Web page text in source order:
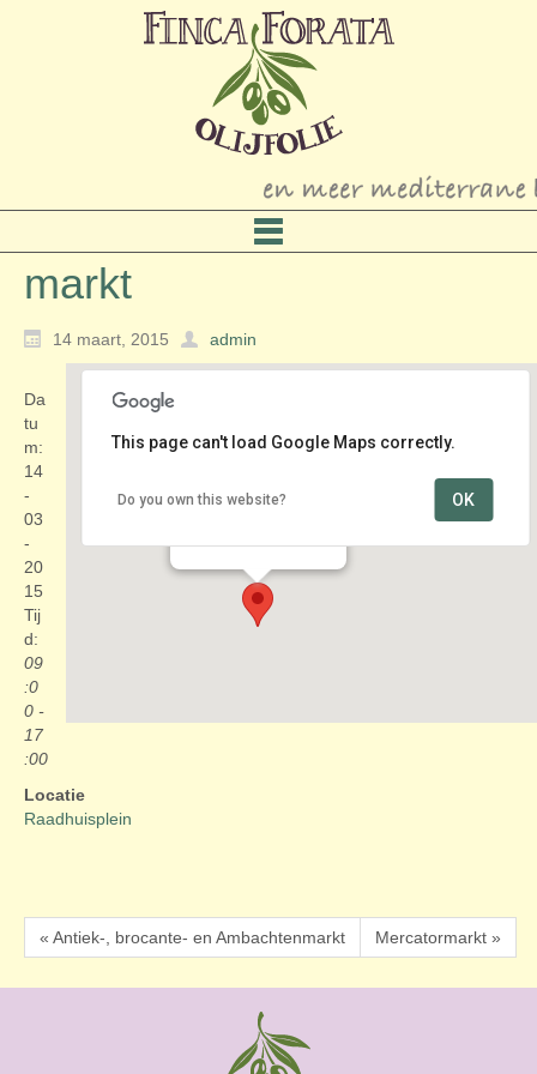
markt
14 maart, 2015 admin
Raadhuisplein
This page can't load Google Maps correctly.
Do you own this website? OK
Da
tu
m:
14
-
03
-
20
15
Tij
d:
09
:0
0 -
17
:00
Locatie
Raadhuisplein
« Antiek-, brocante- en Ambachtenmarkt Mercatormarkt »